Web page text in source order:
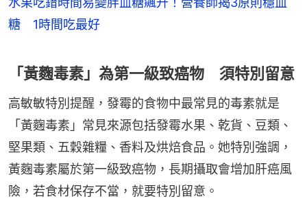
糖 1時間吃最好
「黃麴毒素」為第一級致癌物 須特別留意
高敏敏特別提醒，發霉的食物中最常見的毒素就是
「黃麴毒素」常見來源包括發霉水果、乾貨、豆類、
堅果類、五穀雜糧、香料及烘焙食品。她特別強調，
黃麴毒素屬於第一級致癌物，長期攝取會增加肝癌風
險，若食材保存不當，就要特別留意。